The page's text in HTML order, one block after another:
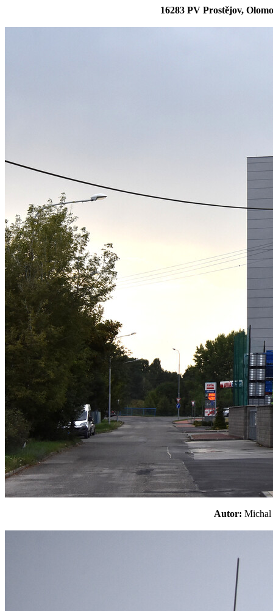
16283 PV Prostějov,
Autor: